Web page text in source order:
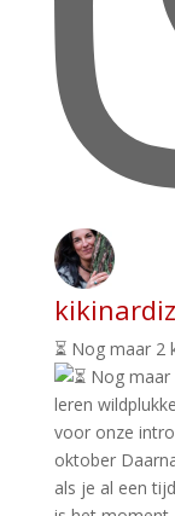
kikinardiz
⏳ Nog maar 2